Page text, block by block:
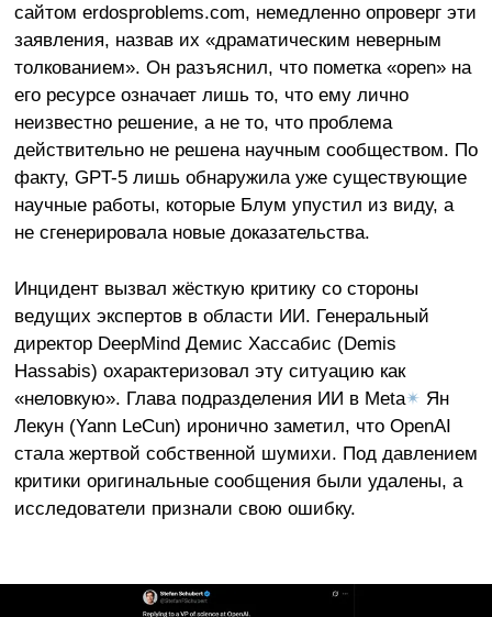
сайтом erdosproblems.com, немедленно опроверг эти
заявления, назвав их «драматическим неверным
толкованием». Он разъяснил, что пометка «open» на
его ресурсе означает лишь то, что ему лично
неизвестно решение, а не то, что проблема
действительно не решена научным сообществом. По
факту, GPT-5 лишь обнаружила уже существующие
научные работы, которые Блум упустил из виду, а
не сгенерировала новые доказательства.
Инцидент вызвал жёсткую критику со стороны
ведущих экспертов в области ИИ. Генеральный
директор DeepMind Демис Хассабис (Demis
Hassabis) охарактеризовал эту ситуацию как
«неловкую». Глава подразделения ИИ в Meta✴ Ян
Лекун (Yann LeCun) иронично заметил, что OpenAI
стала жертвой собственной шумихи. Под давлением
критики оригинальные сообщения были удалены, а
исследователи признали свою ошибку.